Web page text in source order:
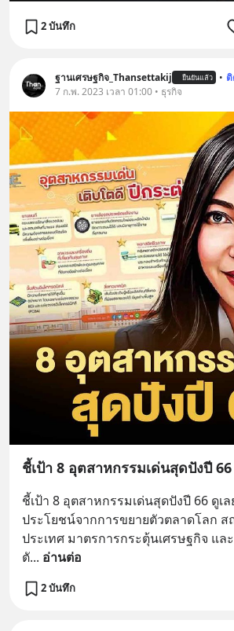
2 บันทึก
ฐานเศรษฐกิจ_Thansettakij ยืนยันแล้ว •
7 ก.พ. 2023 เวลา 01:00 • ธุรกิจ
ชี้เป้า 8 อุตสาหกรรมเด่นสุดปังปี
ชี้เป้า 8 อุตสาหกรรมเด่นสุดปังปี 66 ดูเ
ประโยชน์จากการขยายตัวตลาดโลก
ประเทศ มาตรการกระตุ้นเศรษฐกิจ แล
ตั... อ่านต่อ
2 บันทึก